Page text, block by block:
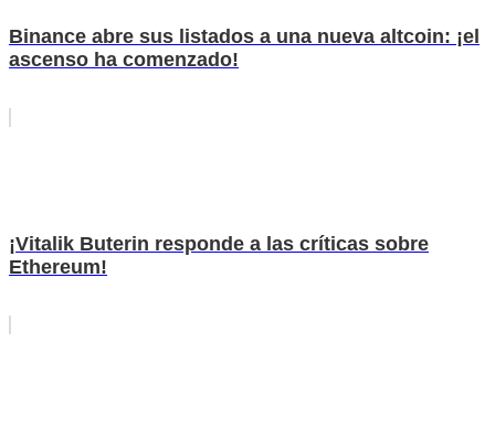
Binance abre sus listados a una nueva altcoin: ¡el
ascenso ha comenzado!
¡Vitalik Buterin responde a las críticas sobre
Ethereum!